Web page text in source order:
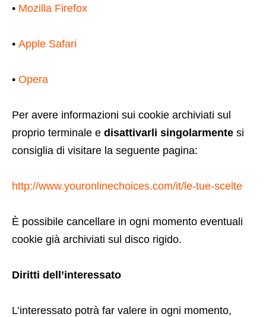
• Mozilla Firefox
• Apple Safari
• Opera
Per avere informazioni sui cookie archiviati sul
proprio terminale e disattivarli singolarmente si
consiglia di visitare la seguente pagina:
http://www.youronlinechoices.com/it/le-tue-scelte
È possibile cancellare in ogni momento eventuali
cookie già archiviati sul disco rigido.
Diritti dell’interessato
L’interessato potrà far valere in ogni momento,